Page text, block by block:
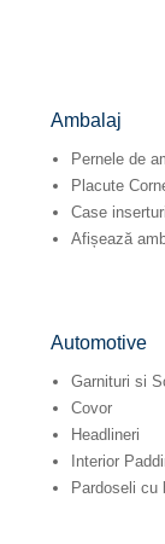
Ambalaj
Pernele de
Placute
Case inserturi
Afișează
Automotive
Garnituri si
Covor
Headlineri
Interior
Pardoseli cu